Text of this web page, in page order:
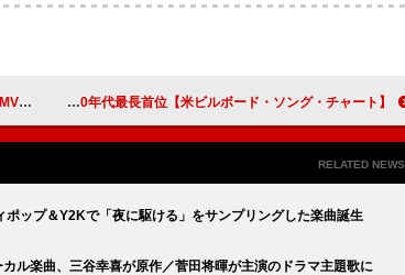
決定 【米ビルボード・ソング・チャート】HUNTR/X「Golden」通算6週目のNo.1、サントラ収録曲として2020年代最長首位
RELATED NEWS
ップ＆Y2Kで「夜に駆ける」をサンプリングした楽曲誕生
ル楽曲、三谷幸喜が原作／菅田将暉が主演のドラマ主題歌に